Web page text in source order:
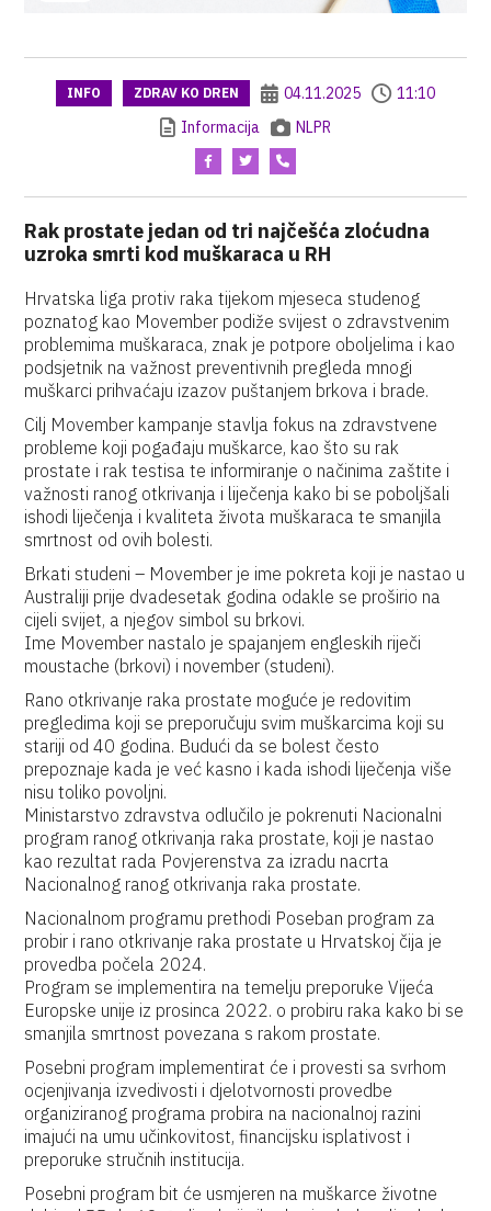
INFO ZDRAV KO DREN 04.11.2025
11:10
Informacija
NLPR
Rak prostate jedan od tri najčešća zloćudna
uzroka smrti kod muškaraca u RH
Hrvatska liga protiv raka tijekom mjeseca studenog
poznatog kao Movember podiže svijest o zdravstvenim
problemima muškaraca, znak je potpore oboljelima i kao
podsjetnik na važnost preventivnih pregleda mnogi
muškarci prihvaćaju izazov puštanjem brkova i brade.
Cilj Movember kampanje stavlja fokus na zdravstvene
probleme koji pogađaju muškarce, kao što su rak
prostate i rak testisa te informiranje o načinima zaštite i
važnosti ranog otkrivanja i liječenja kako bi se poboljšali
ishodi liječenja i kvaliteta života muškaraca te smanjila
smrtnost od ovih bolesti.
Brkati studeni – Movember je ime pokreta koji je nastao u
Australiji prije dvadesetak godina odakle se proširio na
cijeli svijet, a njegov simbol su brkovi.
Ime Movember nastalo je spajanjem engleskih riječi
moustache (brkovi) i november (studeni).
Rano otkrivanje raka prostate moguće je redovitim
pregledima koji se preporučuju svim muškarcima koji su
stariji od 40 godina. Budući da se bolest često
prepoznaje kada je već kasno i kada ishodi liječenja više
nisu toliko povoljni.
Ministarstvo zdravstva odlučilo je pokrenuti Nacionalni
program ranog otkrivanja raka prostate, koji je nastao
kao rezultat rada Povjerenstva za izradu nacrta
Nacionalnog ranog otkrivanja raka prostate.
Nacionalnom programu prethodi Poseban program za
probir i rano otkrivanje raka prostate u Hrvatskoj čija je
provedba počela 2024.
Program se implementira na temelju preporuke Vijeća
Europske unije iz prosinca 2022. o probiru raka kako bi se
smanjila smrtnost povezana s rakom prostate.
Posebni program implementirat će i provesti sa svrhom
ocjenjivanja izvedivosti i djelotvornosti provedbe
organiziranog programa probira na nacionalnoj razini
imajući na umu učinkovitost, financijsku isplativost i
preporuke stručnih institucija.
Posebni program bit će usmjeren na muškarce životne